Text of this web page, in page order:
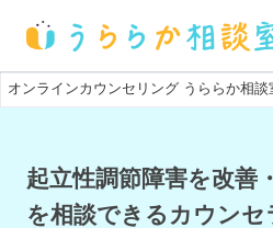
オンラインカウンセリング うららか相談
起立性調節障害を改善
を相談できるカウンセ